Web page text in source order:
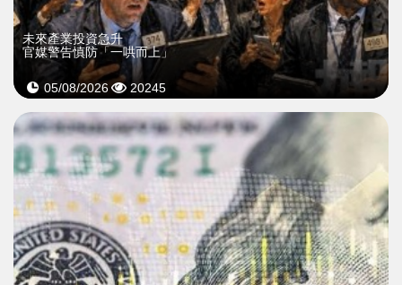
未來產業投資急升
官媒警告慎防「一哄而上」
05/08/2026 20245